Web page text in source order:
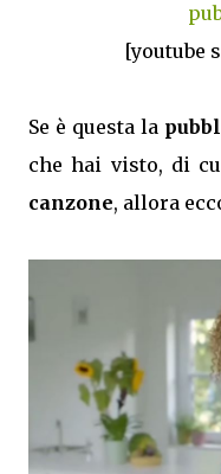
[youtube
Se è questa la
che hai visto, di
canzone, allora